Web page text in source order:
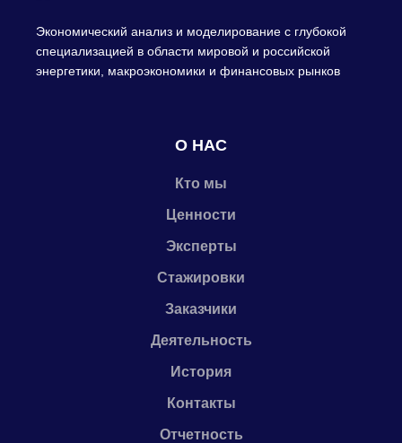
Экономический анализ и моделирование с глубокой
специализацией в области мировой и российской
энергетики, макроэкономики и финансовых рынков
О НАС
Кто мы
Ценности
Эксперты
Стажировки
Заказчики
Деятельность
История
Контакты
Отчетность